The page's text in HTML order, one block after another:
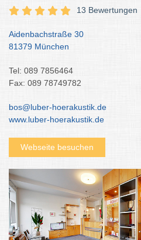
13 Bewertungen
Aidenbachstraße 30
81379 München
Tel: 089 7856464
Fax: 089 78749782
bos@luber-hoerakustik.de
www.luber-hoerakustik.de
Webseite besuchen